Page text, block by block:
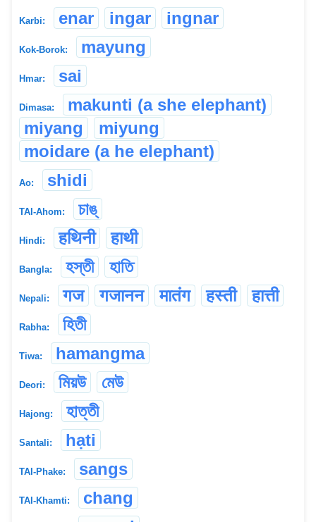
Karbi: enar ingar ingnar
Kok-Borok: mayung
Hmar: sai
Dimasa:
makunti (a she elephant)
miyang
miyung
moidare (a he elephant)
Ao: shidi
TAI-Ahom: চাঙ্
Hindi: हथिनी हाथी
Bangla: হস্তী হাতি
Nepali: गज गजानन मातंग हस्ती हात्ती
Rabha: হিতী
Tiwa: hamangma
Deori: মিয়উ মেউ
Hajong: হাত্তী
Santali: hạti
TAI-Phake: sangs
TAI-Khamti: chang